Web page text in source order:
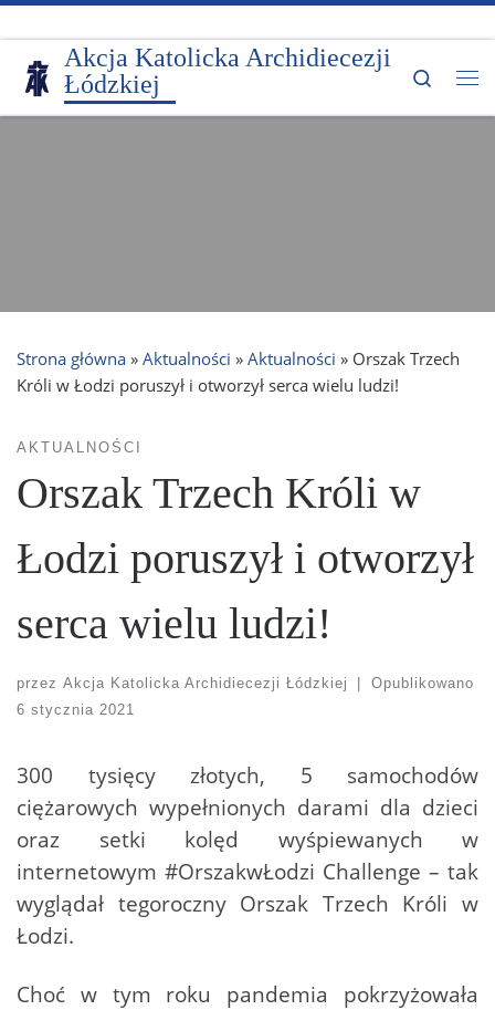
Przejdź do treści
Akcja Katolicka Archidiecezji
Łódzkiej
Search
Strona główna » Aktualności » Aktualności » Orszak Trzech
Króli w Łodzi poruszył i otworzył serca wielu ludzi!
AKTUALNOŚCI
Orszak Trzech Króli w
Łodzi poruszył i otworzył
serca wielu ludzi!
przez Akcja Katolicka Archidiecezji Łódzkiej
Opublikowano
6 stycznia 2021
300 tysięcy złotych, 5 samochodów
ciężarowych wypełnionych darami dla dzieci
oraz setki kolęd wyśpiewanych w
internetowym #OrszakwŁodzi Challenge – tak
wyglądał tegoroczny Orszak Trzech Króli w
Łodzi.
Choć w tym roku pandemia pokrzyżowała